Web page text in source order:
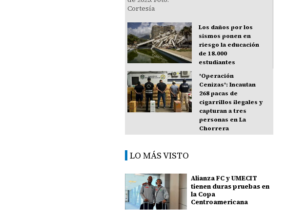
Los daños por los
sismos ponen en
riesgo la educación
de 18.000
estudiantes
'Operación
Cenizas': Incautan
268 pacas de
cigarrillos ilegales y
capturan a tres
personas en La
Chorrera
LO MÁS VISTO
Alianza FC y UMECIT
tienen duras pruebas en
la Copa
Centroamericana